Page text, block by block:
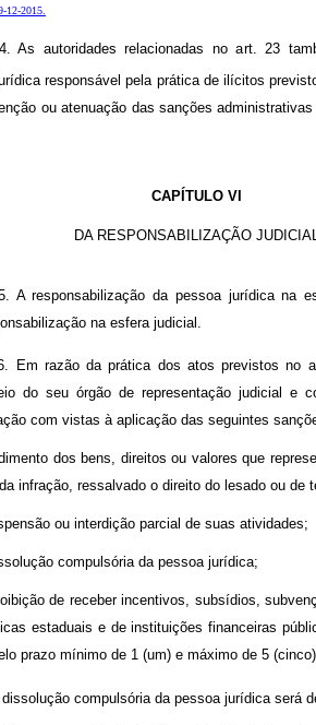
12-2015.
As autoridades relacionadas no art. 23
responsável pela prática de ilícitos
ou atenuação das sanções
CAPÍTULO VI
DA RESPONSABILIZAÇÃO
A responsabilização da pessoa jurídica na
na esfera judicial.
Em razão da prática dos atos previstos no
do seu órgão de representação judicial e
com vistas à aplicação das seguintes
dos bens, direitos ou valores que
infração, ressalvado o direito do lesado ou de
ou interdição parcial de suas atividades;
compulsória da pessoa jurídica;
de receber incentivos, subsídios,
estaduais e de instituições financeiras
prazo mínimo de 1 (um) e máximo de 5
compulsória da pessoa jurídica será